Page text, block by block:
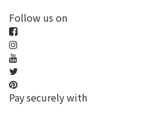
Follow us on
Pay securely with